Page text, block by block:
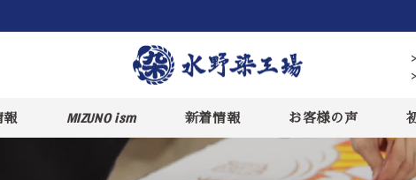
報 MIZUNO ism 新着情報 お客様の声